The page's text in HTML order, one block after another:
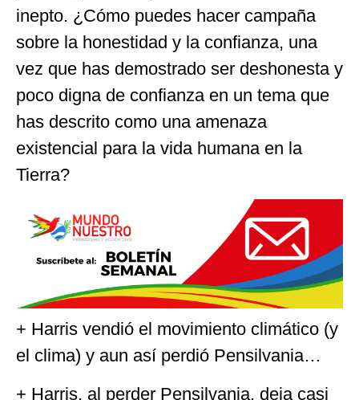
inepto. ¿Cómo puedes hacer campaña
sobre la honestidad y la confianza, una
vez que has demostrado ser deshonesta y
poco digna de confianza en un tema que
has descrito como una amenaza
existencial para la vida humana en la
Tierra?
+ Harris vendió el movimiento climático (y
el clima) y aun así perdió Pensilvania…
+ Harris, al perder Pensilvania, deja casi